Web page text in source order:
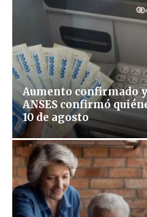
Aumento confirmado
ANSES confirmó
10 de agosto